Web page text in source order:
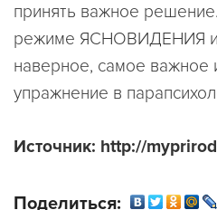
принять важное
режиме ЯСНОВИДЕНИЯ и
наверное, самое важное
упражнение в
Источник: http://
Поделиться: